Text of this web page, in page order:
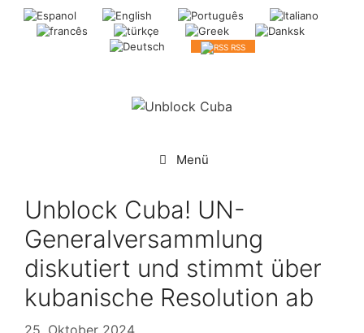
Springe
RSS
Menü
Unblock Cuba! UN-
Generalversammlung
diskutiert und stimmt über
kubanische Resolution ab
25. Oktober 2024